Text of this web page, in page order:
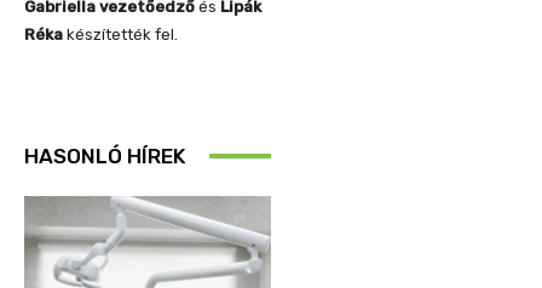
Gabriella vezetőedző és Lipák
Réka készítették fel.
HASONLÓ HÍREK